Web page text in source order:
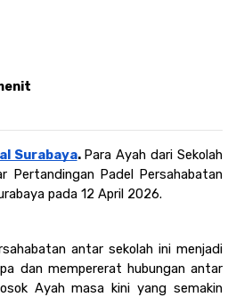
Surabaya. Para Ayah dari Sekolah
Pertandingan Padel Persahabatan
pada 12 April 2026.
antar sekolah ini menjadi
dan mempererat hubungan antar
Ayah masa kini yang semakin